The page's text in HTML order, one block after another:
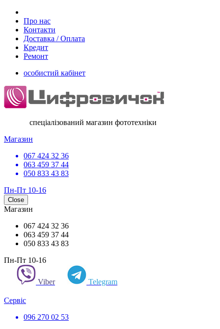
Про нас
Контакти
Доставка / Оплата
Кредит
Ремонт
особистий кабінет
спеціалізований магазин фототехніки
Магазин
067 424 32 36
063 459 37 44
050 833 43 83
Пн-Пт 10-16
Close
Магазин
067 424 32 36
063 459 37 44
050 833 43 83
Пн-Пт 10-16
Viber Telegram
Сервіс
096 270 02 53